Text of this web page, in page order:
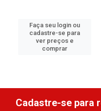
Faça seu login ou
cadastre-se para
ver preços e
comprar
Cadastre-se para